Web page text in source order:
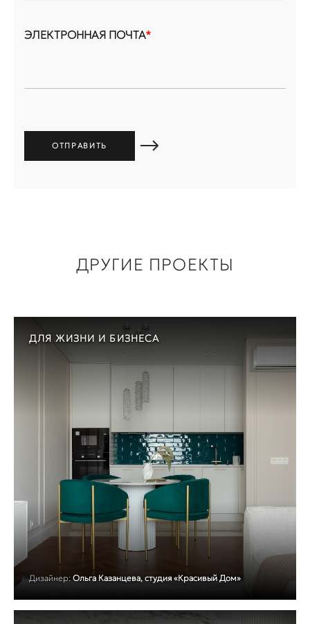
ЭЛЕКТРОННАЯ ПОЧТА*
ДРУГИЕ ПРОЕКТЫ
ДЛЯ ЖИЗНИ И БИЗНЕСА
Дизайнер: Ольга Казанцева, студия «Красивый Дом»